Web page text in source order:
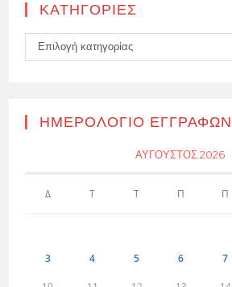
KΑΤΗΓΟΡΊΕΣ
Kατηγορίες
Επιλογή κατηγορίας
ΗΜΕΡΟΛΌΓΙΟ ΕΓΓΡΑΦΏΝ
ΑΎΓΟΥΣΤΟΣ 2026
Δ Τ Τ Π Π
3 4 5 6 7